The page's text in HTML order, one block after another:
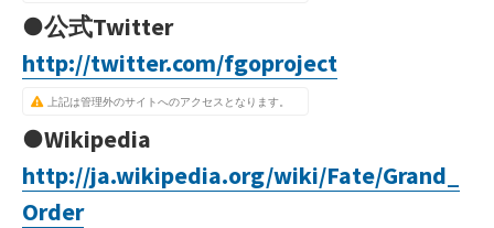
●公式Twitter
http://twitter.com/fgoproject
上記は管理外のサイトへのアクセスとなります。
●Wikipedia
http://ja.wikipedia.org/wiki/Fate/Grand_
Order